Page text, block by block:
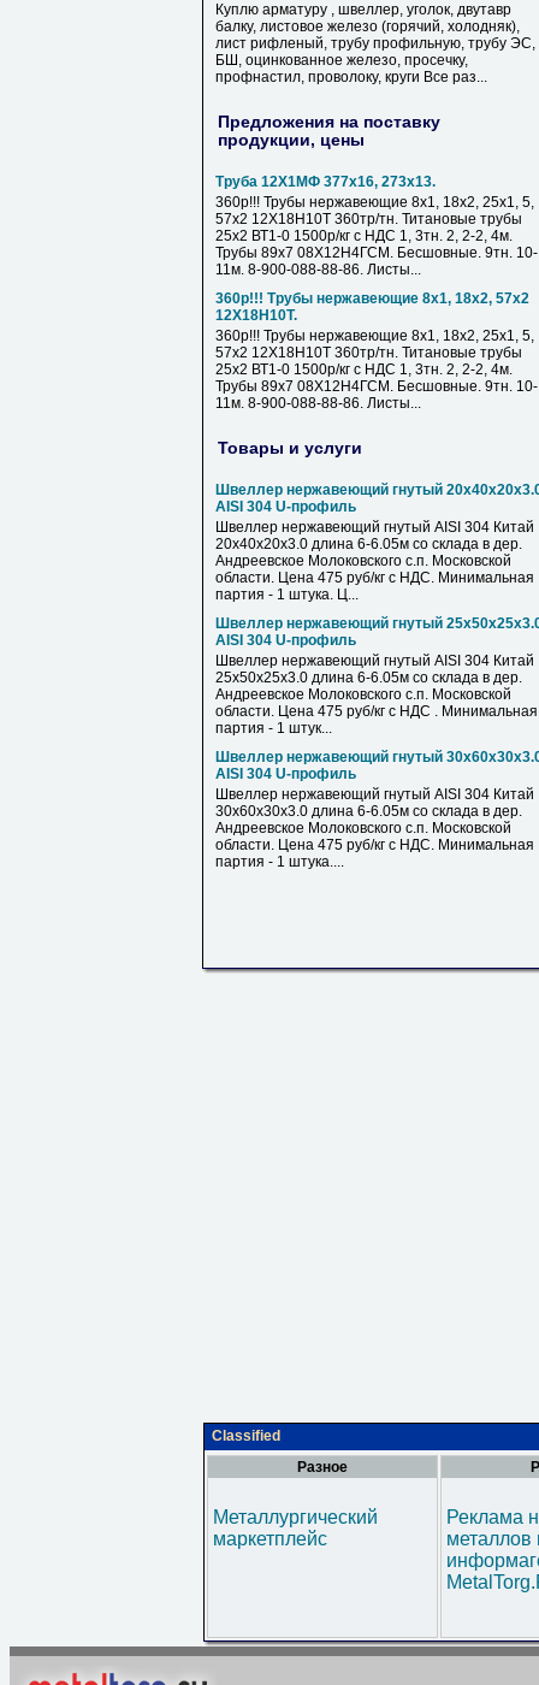
Куплю арматуру , швеллер, уголок, двутавр
балку, листовое железо (горячий, холодняк),
лист рифленый, трубу профильную, трубу ЭС,
БШ, оцинкованное железо, просечку,
профнастил, проволоку, круги Все раз...
Предложения на поставку
продукции, цены
Труба 12Х1МФ 377х16, 273х13.
360р!!! Трубы нержавеющие 8х1, 18х2, 25х1, 5,
57х2 12Х18Н10Т 360тр/тн. Титановые трубы
25х2 ВТ1-0 1500р/кг с НДС 1, 3тн. 2, 2-2, 4м.
Трубы 89х7 08Х12Н4ГСМ. Бесшовные. 9тн. 10-
11м. 8-900-088-88-86. Листы...
360р!!! Трубы нержавеющие 8х1, 18х2, 57х2
12Х18Н10Т.
360р!!! Трубы нержавеющие 8х1, 18х2, 25х1, 5,
57х2 12Х18Н10Т 360тр/тн. Титановые трубы
25х2 ВТ1-0 1500р/кг с НДС 1, 3тн. 2, 2-2, 4м.
Трубы 89х7 08Х12Н4ГСМ. Бесшовные. 9тн. 10-
11м. 8-900-088-88-86. Листы...
Товары и услуги
Швеллер нержавеющий гнутый
AISI 304 U-профиль
Швеллер нержавеющий гнутый AISI 304 Китай
20х40х20х3.0 длина 6-6.05м со склада в дер.
Андреевское Молоковского с.п. Московской
области. Цена 475 руб/кг с НДС. Минимальная
партия - 1 штука. Ц...
Швеллер нержавеющий гнутый
AISI 304 U-профиль
Швеллер нержавеющий гнутый AISI 304 Китай
25х50х25х3.0 длина 6-6.05м со склада в дер.
Андреевское Молоковского с.п. Московской
области. Цена 475 руб/кг с НДС . Минимальная
партия - 1 штук...
Швеллер нержавеющий гнутый
AISI 304 U-профиль
Швеллер нержавеющий гнутый AISI 304 Китай
30х60х30х3.0 длина 6-6.05м со склада в дер.
Андреевское Молоковского с.п. Московской
области. Цена 475 руб/кг с НДС. Минимальная
партия - 1 штука....
Classified
Разное
Металлургический
маркетплейс
Реклама
металлов